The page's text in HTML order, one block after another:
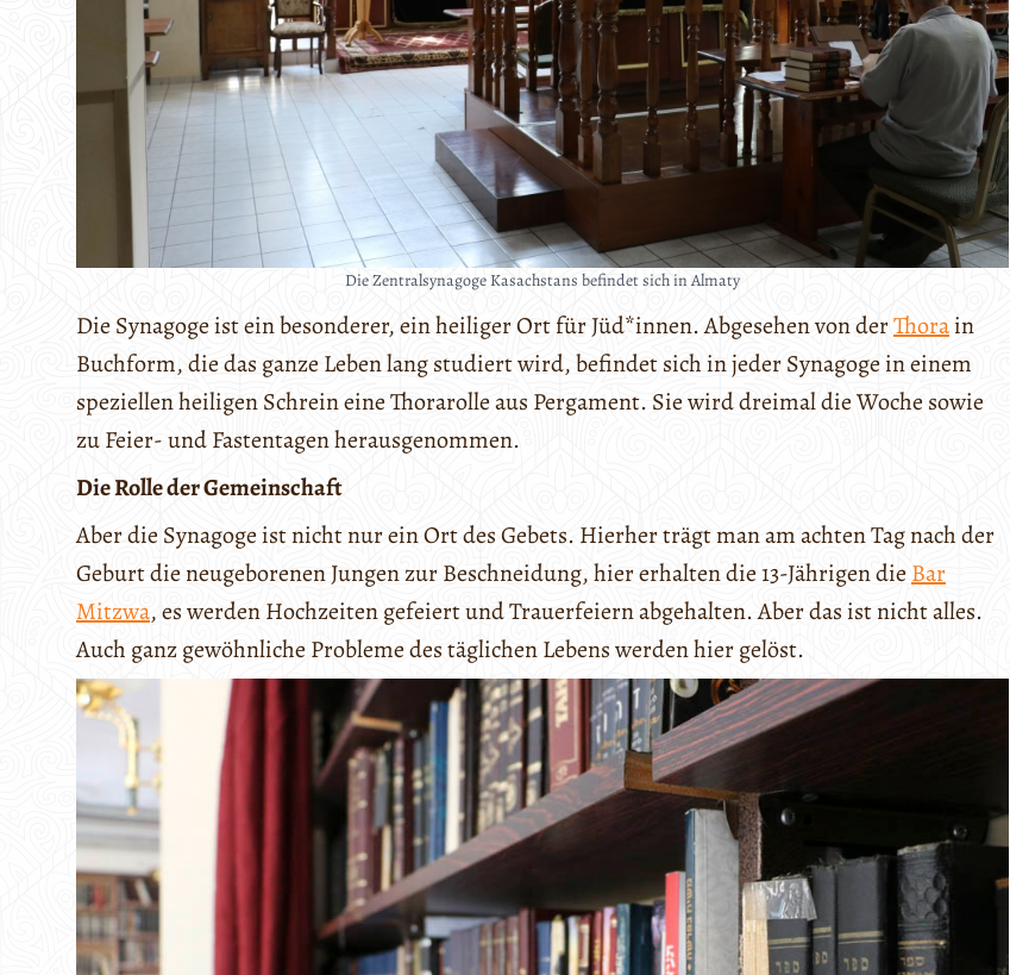
Die Zentralsynagoge Kasachstans befindet sich in Almaty
Die Synagoge ist ein besonderer, ein heiliger Ort für Jüd*innen. Abgesehen von derThorain
Buchform, die das ganze Leben lang studiert wird, befindet sich in jeder Synagoge in einem
speziellen heiligen Schrein eine Thorarolle aus Pergament. Sie wird dreimal die Woche sowie
zu Feier- und Fastentagen herausgenommen.
Die Rolle der Gemeinschaft
Aber die Synagoge ist nicht nur ein Ort des Gebets. Hierher trägt man am achten Tag nach der
Geburt die neugeborenen Jungen zur Beschneidung, hier erhalten die 13-Jährigen dieBar
Mitzwa, es werden Hochzeiten gefeiert und Trauerfeiern abgehalten. Aber das ist nicht alles.
Auch ganz gewöhnliche Probleme des täglichen Lebens werden hier gelöst.